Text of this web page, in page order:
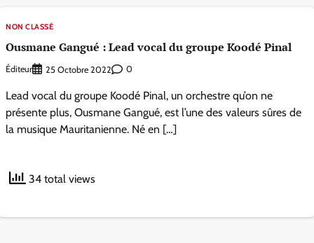
NON CLASSÉ
Ousmane Gangué : Lead vocal du groupe Koodé Pinal
Éditeur 25 Octobre 2022 0
Lead vocal du groupe Koodé Pinal, un orchestre qu’on ne
présente plus, Ousmane Gangué, est l’une des valeurs sûres de
la musique Mauritanienne. Né en […]
34 total views